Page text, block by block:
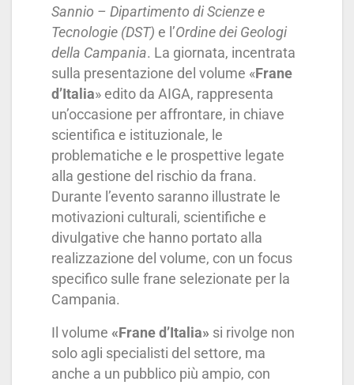
Sannio – Dipartimento di Scienze e
Tecnologie (DST) e l’Ordine dei Geologi
della Campania. La giornata, incentrata
sulla presentazione del volume «Frane
d’Italia» edito da AIGA, rappresenta
un’occasione per affrontare, in chiave
scientifica e istituzionale, le
problematiche e le prospettive legate
alla gestione del rischio da frana.
Durante l’evento saranno illustrate le
motivazioni culturali, scientifiche e
divulgative che hanno portato alla
realizzazione del volume, con un focus
specifico sulle frane selezionate per la
Campania.
Il volume «Frane d’Italia» si rivolge non
solo agli specialisti del settore, ma
anche a un pubblico più ampio, con